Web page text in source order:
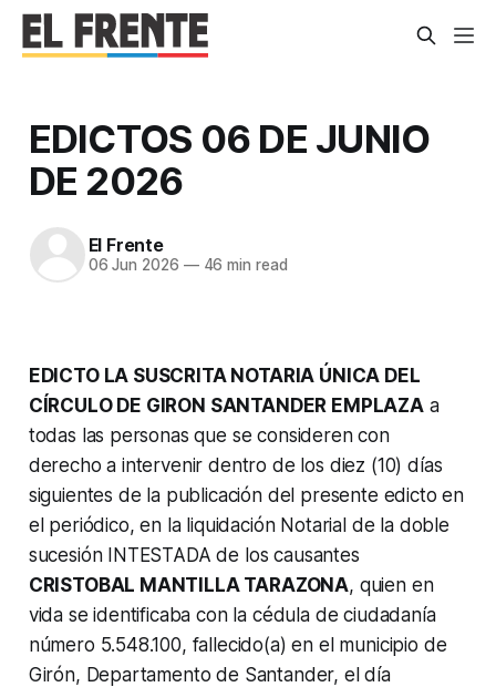
EDICTOS 06 DE JUNIO
DE 2026
El Frente
06 Jun 2026 —46 min read
EDICTO LA SUSCRITA NOTARIA ÚNICA DEL
CÍRCULO DE GIRON SANTANDER EMPLAZAa
todas las personas que se consideren con
derecho a intervenir dentro de los diez (10) días
siguientes de la publicación del presente edicto en
el periódico, en la liquidación Notarial de la doble
sucesión INTESTADA de los causantes
CRISTOBAL MANTILLA TARAZONA, quien en
vida se identificaba con la cédula de ciudadanía
número 5.548.100, fallecido(a) en el municipio de
Girón, Departamento de Santander, el día